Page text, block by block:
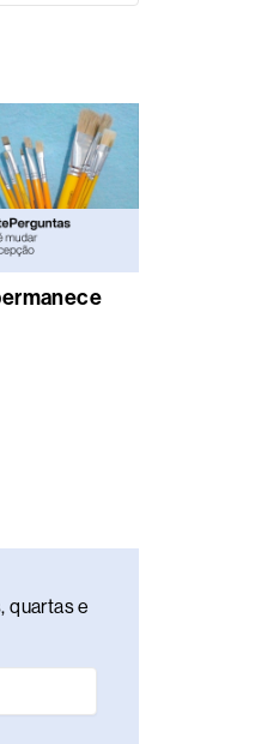
quartas e